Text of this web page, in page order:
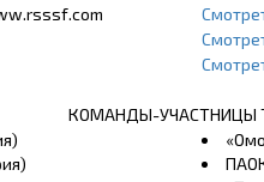
КОМАНДЫ-УЧАСТНИЦЫ